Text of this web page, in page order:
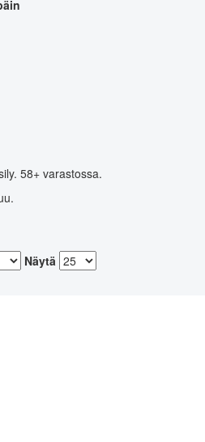
58+ varastossa.
Näytä